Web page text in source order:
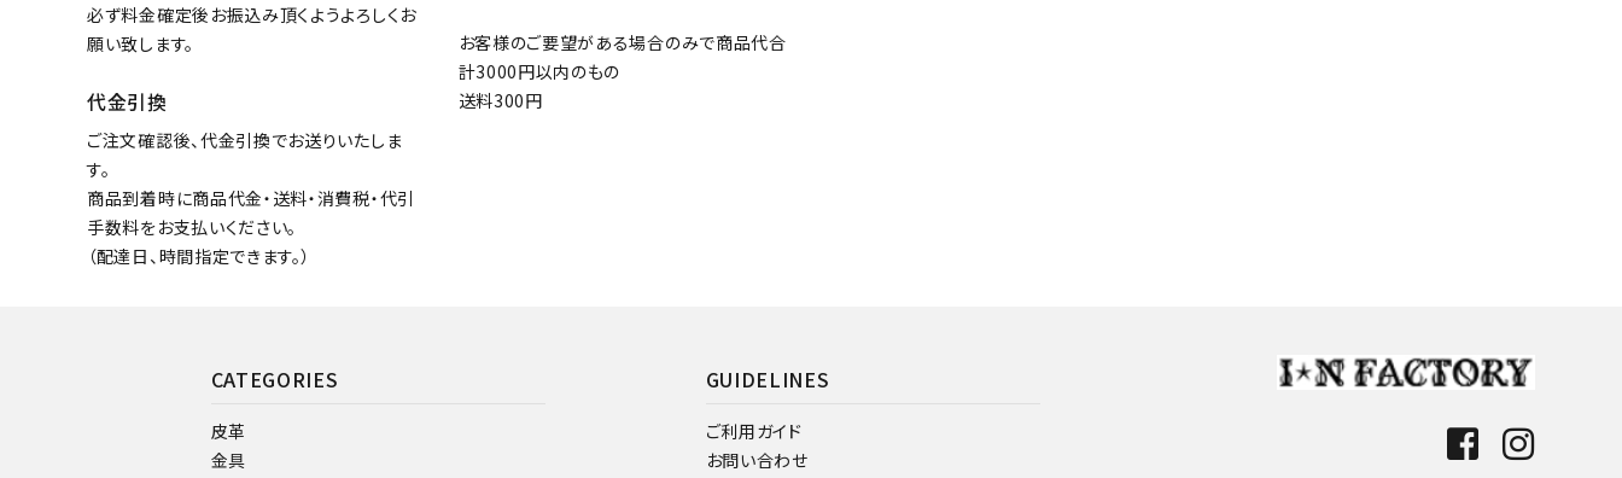
必ず料金確定後お振込み頂くようよろしくお
願い致します。
代金引換
ご注文確認後、代金引換でお送りいたしま
す。
商品到着時に商品代金・送料・消費税・代引
手数料をお支払いください。
（配達日、時間指定できます。）
お客様のご要望がある場合のみで商品代合
計3000円以内のもの
送料300円
CATEGORIES
皮革
金具
GUIDELINES
ご利用ガイド
お問い合わせ